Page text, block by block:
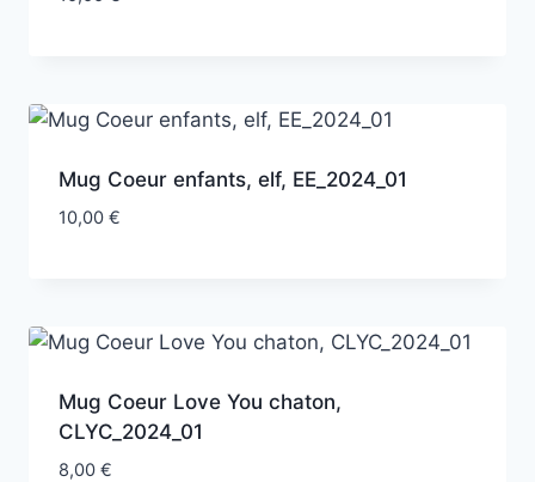
Mug Coeur enfants, elf, EE_2024_01
10,00 €
Mug Coeur Love You chaton,
CLYC_2024_01
8,00 €